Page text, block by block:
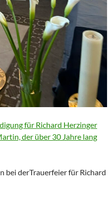
für Richard Herzinger
der über 30 Jahre lang
bei derTrauerfeier für Richard